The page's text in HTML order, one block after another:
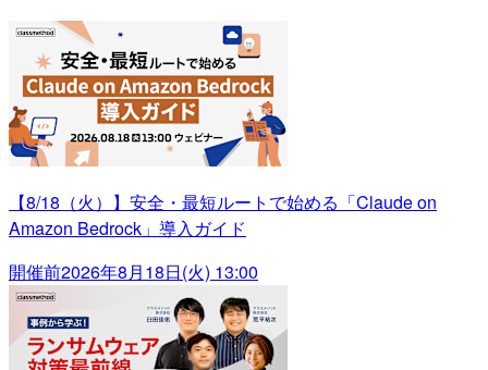
【8/18（火）】安全・最短ルートで始める「Claude on
Amazon Bedrock」導入ガイド
開催前2026年8月18日(火) 13:00